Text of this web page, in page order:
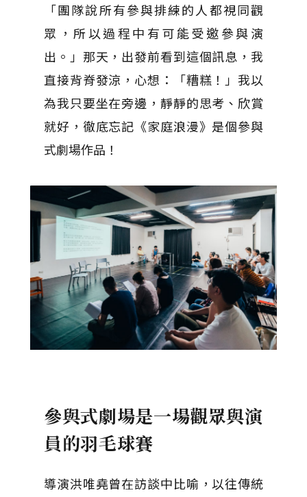
「團隊說所有參與排練的人都視同觀
眾，所以過程中有可能受邀參與演
出。」那天，出發前看到這個訊息，我
直接背脊發涼，心想：「糟糕！」我以
為我只要坐在旁邊，靜靜的思考、欣賞
就好，徹底忘記《家庭浪漫》是個參與
式劇場作品！
參與式劇場是一場觀眾與演
員的羽毛球賽
導演洪唯堯曾在訪談中比喻，以往傳統